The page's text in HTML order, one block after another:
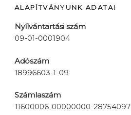
ALAPÍTVÁNYUNK ADATAI
Nyílvántartási szám
09-01-0001904
Adószám
18996603-1-09
Számlaszám
11600006-00000000-28754097